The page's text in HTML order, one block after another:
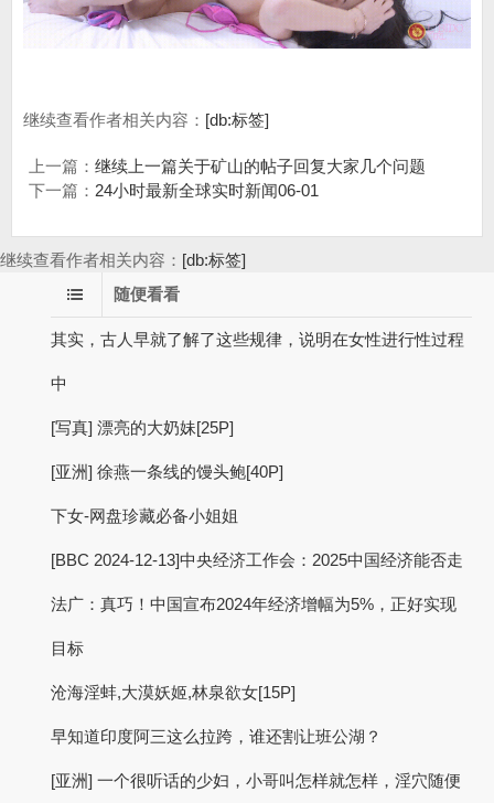
继续查看作者相关内容： [db:标签]
上一篇： 继续上一篇关于矿山的帖子回复大家几个问题
下一篇： 24小时最新全球实时新闻06-01
继续查看作者相关内容： [db:标签]
随便看看
其实，古人早就了解了这些规律，说明在女性进行性过程
中
[写真] 漂亮的大奶妹[25P]
[亚洲] 徐燕一条线的馒头鲍[40P]
下女-网盘珍藏必备小姐姐
[BBC 2024-12-13]中央经济工作会：2025中国经济能否走
法广：真巧！中国宣布2024年经济增幅为5%，正好实现
目标
沧海淫蚌,大漠妖姬,林泉欲女[15P]
早知道印度阿三这么拉跨，谁还割让班公湖？
[亚洲] 一个很听话的少妇，小哥叫怎样就怎样，淫穴随便